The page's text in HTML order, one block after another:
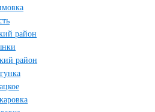
район
район